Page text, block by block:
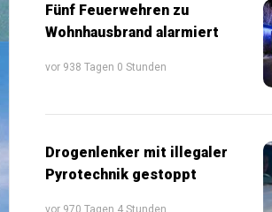
Fünf Feuerwehren zu
Wohnhausbrand alarmiert
vor 938 Tagen 0 Stunden
Drogenlenker mit illegaler
Pyrotechnik gestoppt
vor 970 Tagen 4 Stunden